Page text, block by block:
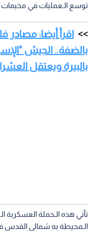
توسع الـعمليات في مخيمات
اقرأ أيضا:
بالضفة.. الجيش
بالبيرة ويعتقل
تأتي هذه الـحملة العسكرية
الـمحيطة به شمالي القدس